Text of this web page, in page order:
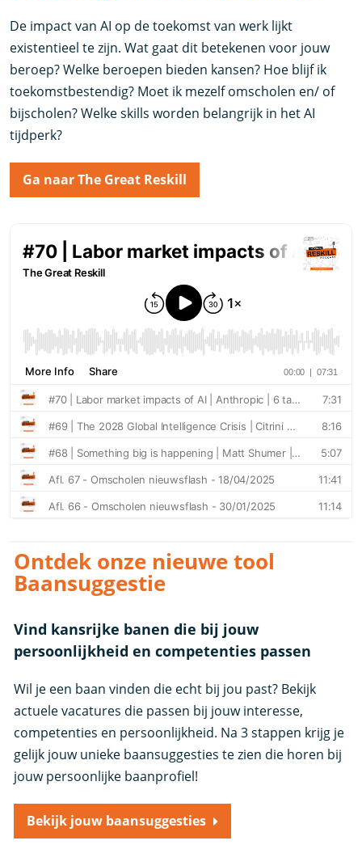
De impact van AI op de toekomst van werk lijkt
existentieel te zijn. Wat gaat dit betekenen voor jouw
beroep? Welke beroepen bieden kansen? Hoe blijf ik
toekomstbestendig? Moet ik mezelf omscholen en/ of
bijscholen? Welke skills worden belangrijk in het AI
tijdperk?
Ga naar The Great Reskill
Ontdek onze nieuwe tool
Baansuggestie
Vind kansrijke banen die bij jouw
persoonlijkheid en competenties passen
Wil je een baan vinden die echt bij jou past? Bekijk
actuele vacatures die passen bij jouw interesse,
competenties en persoonlijkheid. Na 3 stappen krijg je
gelijk jouw unieke baansuggesties te zien die horen bij
jouw persoonlijke baanprofiel!
Bekijk jouw baansuggesties